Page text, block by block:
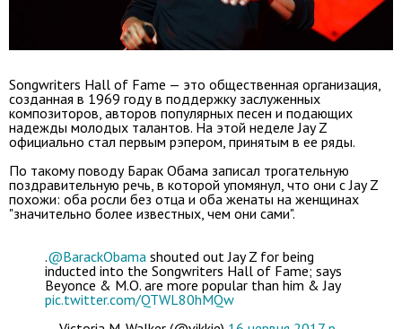
Songwriters Hall of Fame — это общественная организация,
созданная в 1969 году в поддержку заслуженных
композиторов, авторов популярных песен и подающих
надежды молодых талантов. На этой неделе Jay Z
официально стал первым рэпером, принятым в ее ряды.
По такому поводу Барак Обама записал трогательную
поздравительную речь, в которой упомянул, что они с Jay Z
похожи: оба росли без отца и оба женаты на женщинах
"значительно более известных, чем они сами".
.@BarackObama shouted out Jay Z for being
inducted into the Songwriters Hall of Fame; says
Beyonce & M.O. are more popular than him & Jay
pic.twitter.com/QTWL80hMQw